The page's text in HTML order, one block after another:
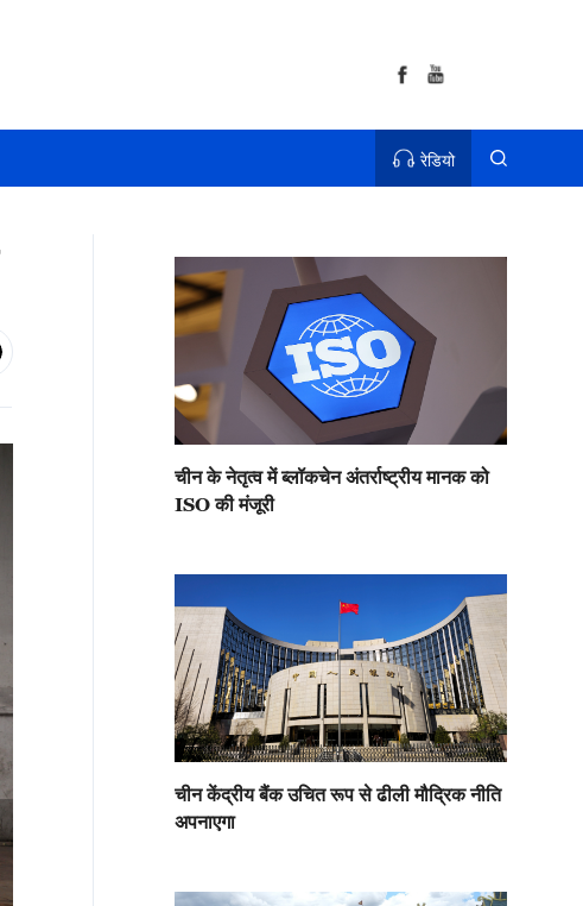
रेडियो
चीन के नेतृत्व में ब्लॉकचेन अंतर्राष्ट्रीय मानक को
ISO की मंजूरी
चीन केंद्रीय बैंक उचित रूप से ढीली मौद्रिक नीति
अपनाएगा